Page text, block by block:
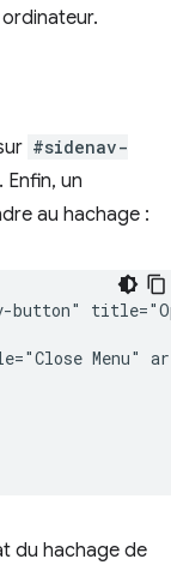
#sidenav-
Enfin, un
au hachage :
button"
Menu"
du hachage de